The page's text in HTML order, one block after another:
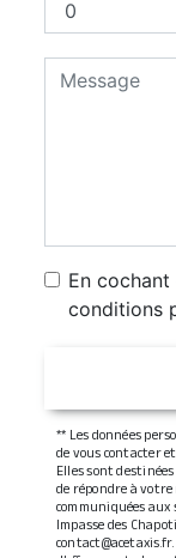
En
conditions
** Les données
de vous contacter
Elles sont
de répondre à votre
communiquées aux
Impasse des